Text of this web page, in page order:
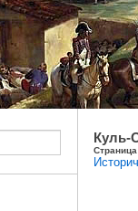
Куль-
Страница